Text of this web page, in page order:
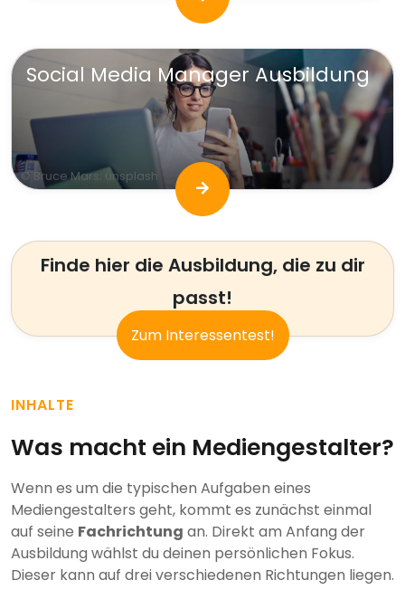
© Bruce Mars; unsplash
Social Media Manager Ausbildung
Finde hier die Ausbildung, die zu dir
passt!
Zum Interessentest!
INHALTE
Was macht ein Mediengestalter?
Wenn es um die typischen Aufgaben eines
Mediengestalters geht, kommt es zunächst einmal
auf seine Fachrichtung an. Direkt am Anfang der
Ausbildung wählst du deinen persönlichen Fokus.
Dieser kann auf drei verschiedenen Richtungen liegen.